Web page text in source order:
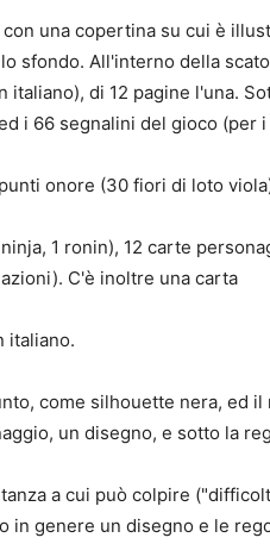
una copertina su cui è
sfondo. All'interno della
di 12 pagine l'una.
i 66 segnalini del gioco (per i
onore (30 fiori di loto
1 ronin), 12 carte
C'è inoltre una carta
italiano.
come silhouette nera, ed il
un disegno, e sotto la
a cui può colpire
in genere un disegno e le